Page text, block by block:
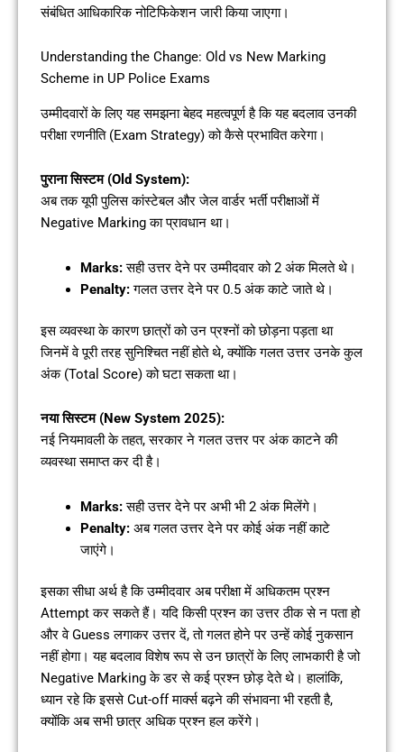
संबंधित आधिकारिक नोटिफिकेशन जारी किया जाएगा।
Understanding the Change: Old vs New Marking
Scheme in UP Police Exams
उम्मीदवारों के लिए यह समझना बेहद महत्वपूर्ण है कि यह बदलाव उनकी
परीक्षा रणनीति (Exam Strategy) को कैसे प्रभावित करेगा।
पुराना सिस्टम (Old System):
अब तक यूपी पुलिस कांस्टेबल और जेल वार्डर भर्ती परीक्षाओं में
Negative Marking का प्रावधान था।
Marks:सही उत्तर देने पर उम्मीदवार को 2 अंक मिलते थे।
Penalty:गलत उत्तर देने पर 0.5 अंक काटे जाते थे।
इस व्यवस्था के कारण छात्रों को उन प्रश्नों को छोड़ना पड़ता था
जिनमें वे पूरी तरह सुनिश्चित नहीं होते थे, क्योंकि गलत उत्तर उनके कुल
अंक (Total Score) को घटा सकता था।
नया सिस्टम (New System 2025):
नई नियमावली के तहत, सरकार ने गलत उत्तर पर अंक काटने की
व्यवस्था समाप्त कर दी है।
Marks:सही उत्तर देने पर अभी भी 2 अंक मिलेंगे।
Penalty:अब गलत उत्तर देने पर कोई अंक नहीं काटे
जाएंगे।
इसका सीधा अर्थ है कि उम्मीदवार अब परीक्षा में अधिकतम प्रश्न
Attempt कर सकते हैं। यदि किसी प्रश्न का उत्तर ठीक से न पता हो
और वे Guess लगाकर उत्तर दें, तो गलत होने पर उन्हें कोई नुकसान
नहीं होगा। यह बदलाव विशेष रूप से उन छात्रों के लिए लाभकारी है जो
Negative Marking के डर से कई प्रश्न छोड़ देते थे। हालांकि,
ध्यान रहे कि इससे Cut-off मार्क्स बढ़ने की संभावना भी रहती है,
क्योंकि अब सभी छात्र अधिक प्रश्न हल करेंगे।